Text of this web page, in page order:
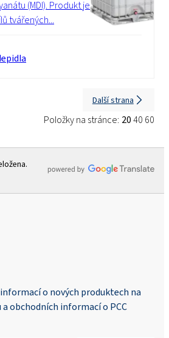
(MDI). Produkt je
tvářených...
Položky na stránce: 2040 60
Další strana
o nových produktech na
obchodních informací o PCC